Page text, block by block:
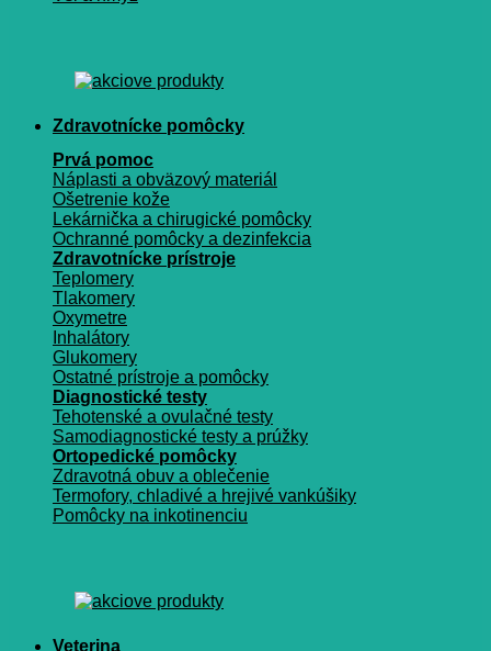
Zdravotnícke pomôcky
Prvá pomoc
Náplasti a obväzový materiál
Ošetrenie kože
Lekárnička a chirugické pomôcky
Ochranné pomôcky a dezinfekcia
Zdravotnícke prístroje
Teplomery
Tlakomery
Oxymetre
Inhalátory
Glukomery
Ostatné prístroje a pomôcky
Diagnostické testy
Tehotenské a ovulačné testy
Samodiagnostické testy a prúžky
Ortopedické pomôcky
Zdravotná obuv a oblečenie
Termofory, chladivé a hrejivé vankúšiky
Pomôcky na inkotinenciu
Veterina